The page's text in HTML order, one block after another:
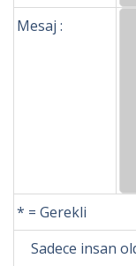
Mesaj :
* = Gerekli
Sadece insan